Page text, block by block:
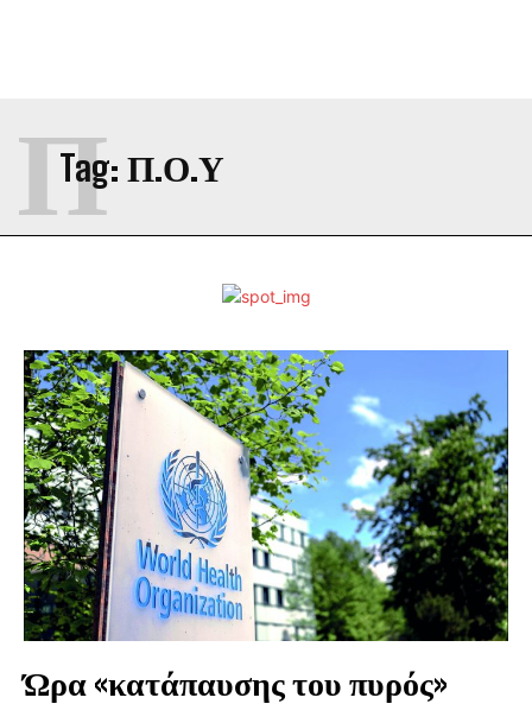
Tag: Π.Ο.Υ
Π
Ώρα «κατάπαυσης του πυρός»